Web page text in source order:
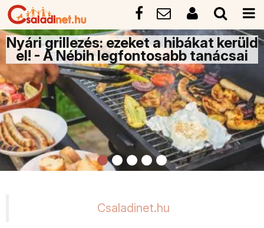
Nyári grillezés: ezeket a hibákat kerüld
el! - A Nébih legfontosabb tanácsai
Csaladinet.hu